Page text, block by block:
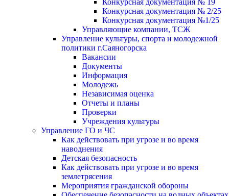
Конкурсная документация № 19
Конкурсная документация № 2/25
Конкурсная документация №1/25
Управляющие компании, ТСЖ
Управление культуры, спорта и молодежной
политики г.Саяногорска
Вакансии
Документы
Информация
Молодежь
Независимая оценка
Отчеты и планы
Проверки
Учреждения культуры
Управление ГО и ЧС
Как действовать при угрозе и во время
наводнения
Детская безопасность
Как действовать при угрозе и во время
землетрясения
Мероприятия гражданской обороны